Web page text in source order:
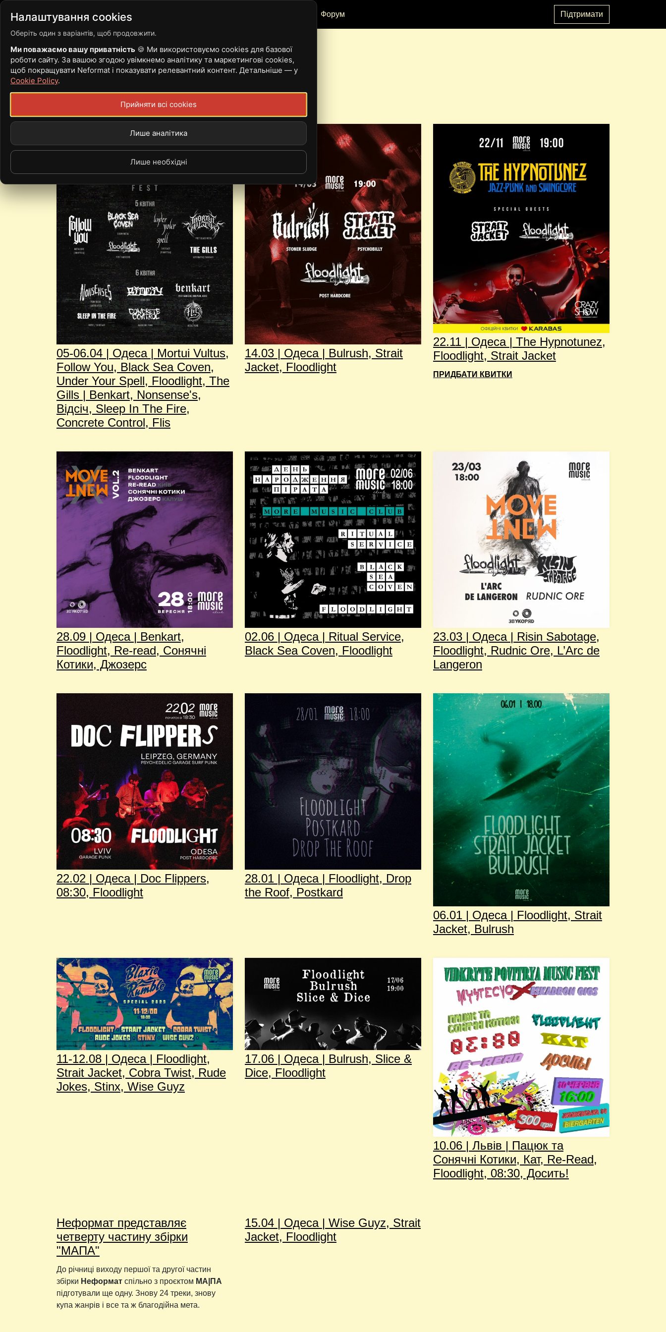
Війна Форум Підтримати
FLOODLIGHT
05-06.04 | Одеса | Mortui Vultus,
Follow You, Black Sea Coven,
Under Your Spell, Floodlight, The
Gills | Benkart, Nonsense's,
Відсіч, Sleep In The Fire,
Concrete Control, Flis
14.03 | Одеса | Bulrush, Strait
Jacket, Floodlight
22.11 | Одеса | The Hypnotunez,
Floodlight, Strait Jacket
ПРИДБАТИ КВИТКИ
28.09 | Одеса | Benkart,
Floodlight, Re-read, Сонячні
Котики, Джозерс
02.06 | Одеса | Ritual Service,
Black Sea Coven, Floodlight
23.03 | Одеса | Risin Sabotage,
Floodlight, Rudnic Ore, L’Arc de
Langeron
22.02 | Одеса | Doc Flippers,
08:30, Floodlight
28.01 | Одеса | Floodlight, Drop
the Roof, Postkard
06.01 | Одеса | Floodlight, Strait
Jacket, Bulrush
11-12.08 | Одеса | Floodlight,
Strait Jacket, Cobra Twist, Rude
Jokes, Stinx, Wise Guyz
17.06 | Одеса | Bulrush, Slice &
Dice, Floodlight
10.06 | Львів | Пацюк та
Сонячні Котики, Кат, Re-Read,
Floodlight, 08:30, Досить!
Неформат представляє
четверту частину збірки
"МАПА"
До річниці виходу першої та другої частин
збірки Неформат спільно з проєктом МА|ПА
підготували ще одну. Знову 24 треки, знову
купа жанрів і все та ж благодійна мета.
15.04 | Одеса | Wise Guyz, Strait
Jacket, Floodlight
Налаштування cookies
Оберіть один з варіантів, щоб продовжити.
Ми поважаємо вашу приватність 🍪 Ми використовуємо cookies для базової
роботи сайту. За вашою згодою увімкнемо аналітику та маркетингові cookies,
щоб покращувати Neformat і показувати релевантний контент. Детальніше — у
Cookie Policy.
Прийняти всі cookies
Лише аналітика
Лише необхідні